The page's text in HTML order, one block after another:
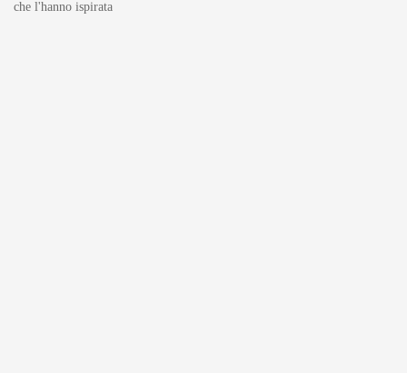
che l'hanno ispirata